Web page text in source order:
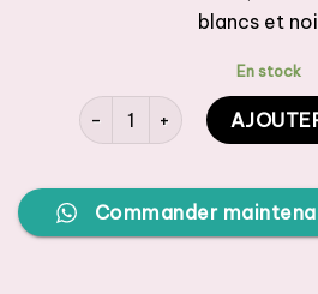
blancs et
En stock
quantité de GARNIER
Commander